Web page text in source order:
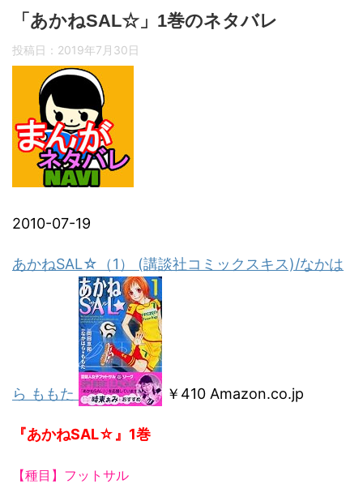
「あかねSAL☆」1巻のネタバレ
投稿日： 2019年7月30日
2010-07-19
あかねSAL☆（1） (講談社コミックスキス)/なかは
ら ももた ￥410 Amazon.co.jp
『あかねSAL☆』1巻
【種目】フットサル